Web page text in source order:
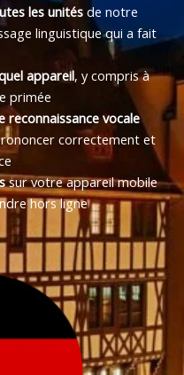
les unitésde notre
linguistique qui a fait
appareil, y compris à
primée
vocale
correctement et
sur votre appareil mobile
hors ligne